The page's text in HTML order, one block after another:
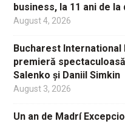
business, la 11 ani de
August 4, 2026
Bucharest International
premieră
Salenko și Daniil Simkin
August 3, 2026
Un an de Madrí